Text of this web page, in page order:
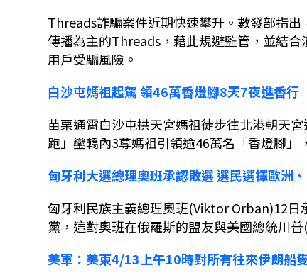
Threads詐騙案件近期快速攀升。數發部指
傳播為主的Threads ，藉此規避監管，並結
用戶受騙風險。
白沙屯媽祖起駕 領46萬香燈腳8天7夜進香行
苗栗通霄白沙屯拱天宮媽祖徒步往北港朝天
跑」鑾轎內3尊媽祖引領逾46萬名「香燈腳」
匈牙利大選總理奧班承認敗選 選民選擇歐洲
匈牙利民族主義總理奧班(Viktor Orban)12日
黨，這對奧班在俄羅斯的盟友與美國總統川普
美軍：美東4/13上午10時對所有往來伊朗船